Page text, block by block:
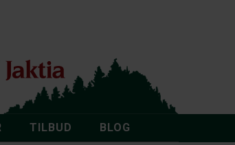
TILBUD BLOG